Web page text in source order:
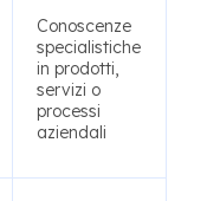
Conoscenze
specialistiche
in prodotti,
servizi o
processi
aziendali